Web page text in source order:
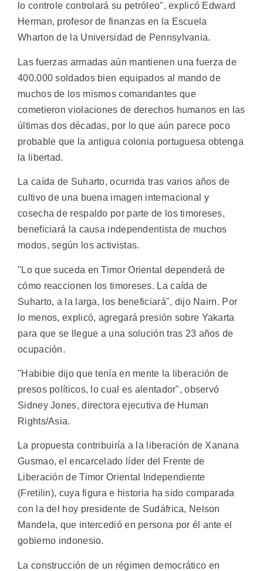
lo controle controlará su petróleo", explicó Edward
Herman, profesor de finanzas en la Escuela
Wharton de la Universidad de Pennsylvania.
Las fuerzas armadas aún mantienen una fuerza de
400.000 soldados bien equipados al mando de
muchos de los mismos comandantes que
cometieron violaciones de derechos humanos en las
últimas dos décadas, por lo que aún parece poco
probable que la antigua colonia portuguesa obtenga
la libertad.
La caída de Suharto, ocurrida tras varios años de
cultivo de una buena imagen internacional y
cosecha de respaldo por parte de los timoreses,
beneficiará la causa independentista de muchos
modos, según los activistas.
"Lo que suceda en Timor Oriental dependerá de
cómo reaccionen los timoreses. La caída de
Suharto, a la larga, los beneficiará", dijo Nairn. Por
lo menos, explicó, agregará presión sobre Yakarta
para que se llegue a una solución tras 23 años de
ocupación.
"Habibie dijo que tenía en mente la liberación de
presos políticos, lo cual es alentador", observó
Sidney Jones, directora ejecutiva de Human
Rights/Asia.
La propuesta contribuiría a la liberación de Xanana
Gusmao, el encarcelado líder del Frente de
Liberación de Timor Oriental Independiente
(Fretilin), cuya figura e historia ha sido comparada
con la del hoy presidente de Sudáfrica, Nelson
Mandela, que intercedió en persona por él ante el
gobierno indonesio.
La construcción de un régimen democrático en